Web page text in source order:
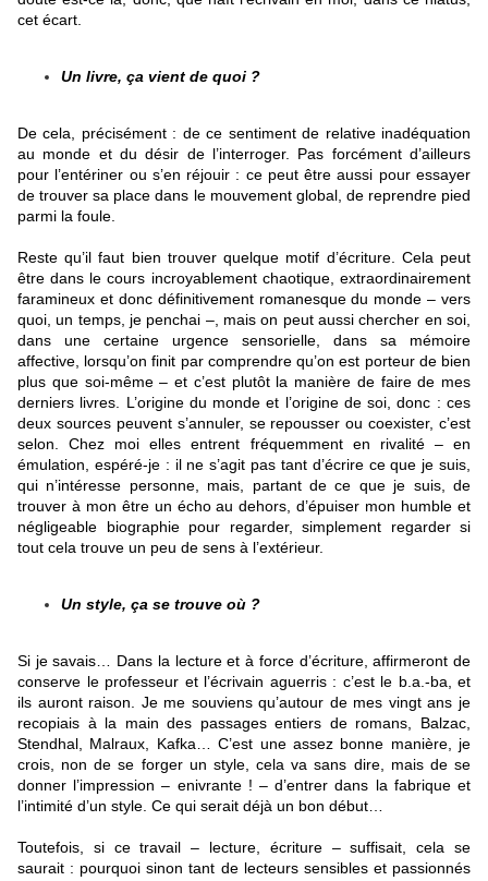
cet écart.
Un livre, ça vient de quoi ?
De cela, précisément : de ce sentiment de relative inadéquation
au monde et du désir de l’interroger. Pas forcément d’ailleurs
pour l’entériner ou s’en réjouir : ce peut être aussi pour essayer
de trouver sa place dans le mouvement global, de reprendre pied
parmi la foule.
Reste qu’il faut bien trouver quelque motif d’écriture. Cela peut
être dans le cours incroyablement chaotique, extraordinairement
faramineux et donc définitivement romanesque du monde – vers
quoi, un temps, je penchai –, mais on peut aussi chercher en soi,
dans une certaine urgence sensorielle, dans sa mémoire
affective, lorsqu’on finit par comprendre qu’on est porteur de bien
plus que soi-même – et c’est plutôt la manière de faire de mes
derniers livres. L’origine du monde et l’origine de soi, donc : ces
deux sources peuvent s’annuler, se repousser ou coexister, c’est
selon. Chez moi elles entrent fréquemment en rivalité – en
émulation, espéré-je : il ne s’agit pas tant d’écrire ce que je suis,
qui n’intéresse personne, mais, partant de ce que je suis, de
trouver à mon être un écho au dehors, d’épuiser mon humble et
négligeable biographie pour regarder, simplement regarder si
tout cela trouve un peu de sens à l’extérieur.
Un style, ça se trouve où ?
Si je savais… Dans la lecture et à force d’écriture, affirmeront de
conserve le professeur et l’écrivain aguerris : c’est le b.a.-ba, et
ils auront raison. Je me souviens qu’autour de mes vingt ans je
recopiais à la main des passages entiers de romans, Balzac,
Stendhal, Malraux, Kafka… C’est une assez bonne manière, je
crois, non de se forger un style, cela va sans dire, mais de se
donner l’impression – enivrante ! – d’entrer dans la fabrique et
l’intimité d’un style. Ce qui serait déjà un bon début…
Toutefois, si ce travail – lecture, écriture – suffisait, cela se
saurait : pourquoi sinon tant de lecteurs sensibles et passionnés